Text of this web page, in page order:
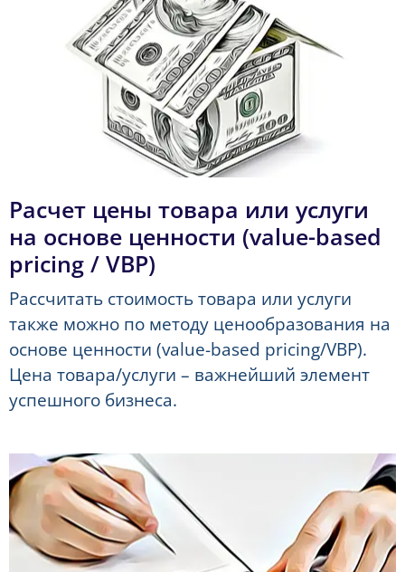
Расчет цены товара или услуги
на основе ценности (value-based
pricing / VBP)
Рассчитать стоимость товара или услуги
также можно по методу ценообразования на
основе ценности (value-based pricing/VBP).
Цена товара/услуги – важнейший элемент
успешного бизнеса.